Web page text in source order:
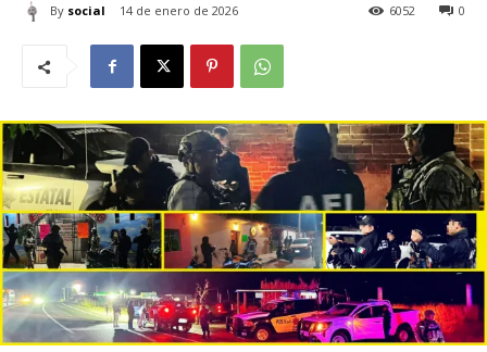
By social 14 de enero de 2026 0
6052